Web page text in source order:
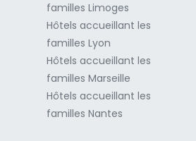
familles Limoges
Hôtels accueillant les
familles Lyon
Hôtels accueillant les
familles Marseille
Hôtels accueillant les
familles Nantes